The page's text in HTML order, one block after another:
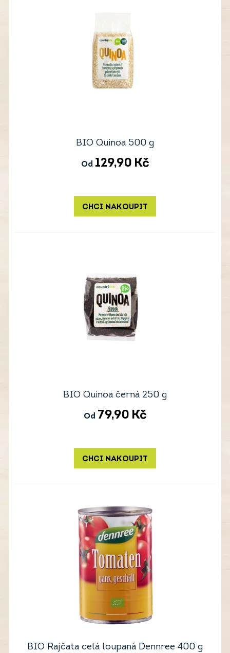
BIO Quinoa 500 g
Od 129,90 Kč
CHCI NAKOUPIT
BIO Quinoa černá 250 g
Od 79,90 Kč
CHCI NAKOUPIT
BIO Rajčata celá loupaná Dennree 400 g